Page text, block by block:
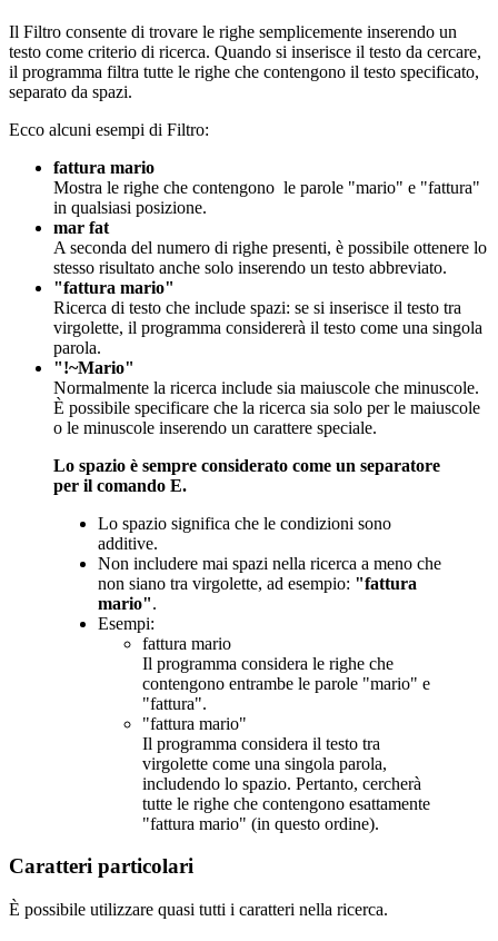
Il Filtro consente di trovare le righe semplicemente inserendo un
testo come criterio di ricerca. Quando si inserisce il testo da cercare,
il programma filtra tutte le righe che contengono il testo specificato,
separato da spazi.
Ecco alcuni esempi di Filtro:
fattura mario
Mostra le righe che contengono le parole "mario" e "fattura"
in qualsiasi posizione.
mar fat
A seconda del numero di righe presenti, è possibile ottenere lo
stesso risultato anche solo inserendo un testo abbreviato.
"fattura mario"
Ricerca di testo che include spazi: se si inserisce il testo tra
virgolette, il programma considererà il testo come una singola
parola.
"!~Mario"
Normalmente la ricerca include sia maiuscole che minuscole.
È possibile specificare che la ricerca sia solo per le maiuscole
o le minuscole inserendo un carattere speciale.
Lo spazio è sempre considerato come un separatore
per il comando E.
Lo spazio significa che le condizioni sono
additive.
Non includere mai spazi nella ricerca a meno che
non siano tra virgolette, ad esempio: "fattura
mario".
Esempi:
fattura mario
Il programma considera le righe che
contengono entrambe le parole "mario" e
"fattura".
"fattura mario"
Il programma considera il testo tra
virgolette come una singola parola,
includendo lo spazio. Pertanto, cercherà
tutte le righe che contengono esattamente
"fattura mario" (in questo ordine).
Caratteri particolari
È possibile utilizzare quasi tutti i caratteri nella ricerca.